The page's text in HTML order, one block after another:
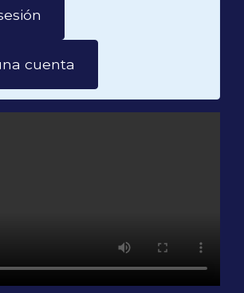
cuenta